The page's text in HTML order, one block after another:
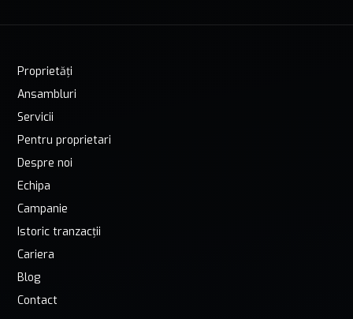
Proprietăți
Ansambluri
Servicii
Pentru proprietari
Despre noi
Echipa
Campanie
Istoric tranzacții
Cariera
Blog
Contact